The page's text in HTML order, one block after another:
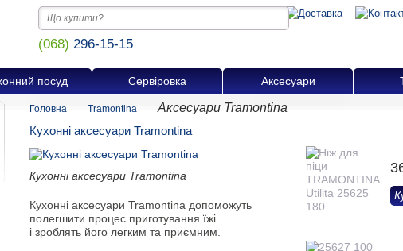
(068) 296-15-15
посуд Сервіровка Аксесуари
Головна Tramontina
Аксесуари Tramontina
Кухонні аксесуари Tramontina
Кухонні аксесуари Tramontina
Кухонні аксесуари Tramontina допоможуть
полегшити процес приготування їжі
і зроблять його легким та приємним.